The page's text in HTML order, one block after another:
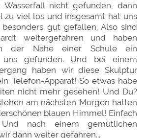
nicht gefunden, dann
zu viel los und insgesamt hat uns
gut gefallen. Also sind
weitergefahren und haben
der Nähe einer Schule ein
uns gefunden. Und bei einem
haben wir diese Skulptur
Telefon-Apparat! So etwas habe
nicht mehr gesehen! Und Du?
am nächsten Morgen hatten
blauen Himmel! Einfach
nach einem gemütlichen
dann weiter gefahren...